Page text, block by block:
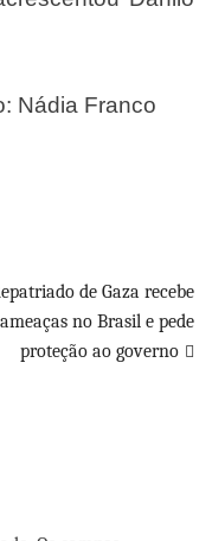
Nádia Franco
de Gaza recebe
ameaças no Brasil e pede
proteção ao governo